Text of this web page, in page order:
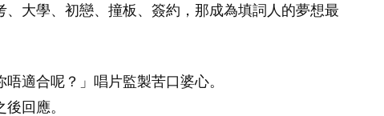
大學、初戀、撞板、簽約，那成為填詞人的夢想最
適合呢？」唱片監製苦口婆心。
回應。